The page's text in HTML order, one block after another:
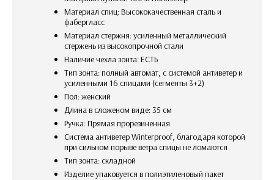
Материал спиц: Высококачественная сталь и
фабергласс
Материал стержня: усиленный металлический
стержень из высокопрочной стали
Наличие чехла зонта: ЕСТЬ
Тип зонта: полный автомат, с системой антиветер и
усиленными 16 спицами (сегменты 3+2)
Пол: женский
Длина в сложеном виде: 35 см
Ручка: Прямая прорезиненная
Система антиветер Winterproof, благодаря которой
при сильном порыве ветра спицы не ломаются
Тип зонта: складной
изделие упаковуется в полиэтиленовый пакет